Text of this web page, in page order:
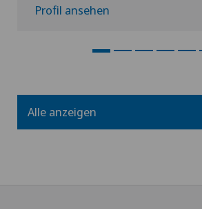
Profil ansehen
Alle anzeigen